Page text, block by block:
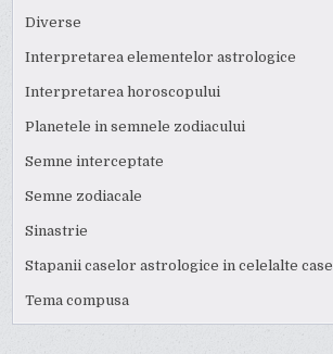
Diverse
Interpretarea elementelor astrologice
Interpretarea horoscopului
Planetele in semnele zodiacului
Semne interceptate
Semne zodiacale
Sinastrie
Stapanii caselor astrologice in celelalte case
Tema compusa